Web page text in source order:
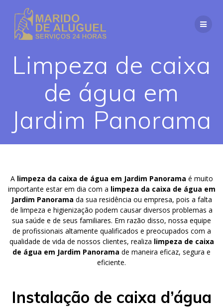
Limpeza de caixa
de água em
Jardim Panorama
A limpeza da caixa de água em Jardim Panorama é muito
importante estar em dia com a limpeza da caixa de água em
Jardim Panorama da sua residência ou empresa, pois a falta
de limpeza e higienização podem causar diversos problemas a
sua saúde e de seus familiares. Em razão disso, nossa equipe
de profissionais altamente qualificados e preocupados com a
qualidade de vida de nossos clientes, realiza limpeza de caixa
de água em Jardim Panorama de maneira eficaz, segura e
eficiente.
Instalação de caixa d’água